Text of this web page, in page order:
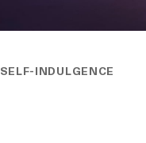
SELF-INDULGENCE